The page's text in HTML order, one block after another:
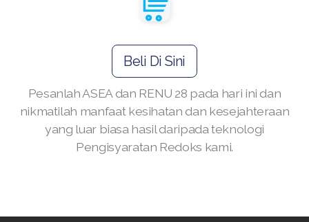
Beli Di Sini
Pesanlah ASEA dan RENU 28 pada hari ini dan
nikmatilah manfaat kesihatan dan kesejahteraan
yang luar biasa hasil daripada teknologi
Pengisyaratan Redoks kami.
Join ASEA Australia (中文(澳洲)
Join ASEA Belgium (Français)
Join ASEA Belgium (Nederlands)
Join ASEA Canada (English)
Join ASEA Canada (Français)
Join ASEA Czech Republic (Čeština)